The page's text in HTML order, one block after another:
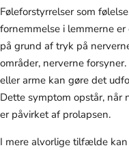
Føleforstyrrelser som
fornemmelse i lemmerne
på grund af tryk på
områder, nerverne
eller arme kan gøre det
Dette symptom opstår, når
er påvirket af prolapsen.
I mere alvorlige tilfælde